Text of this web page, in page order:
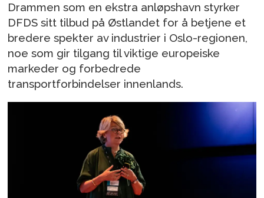
Drammen som en ekstra anløpshavn styrker
DFDS sitt tilbud på Østlandet for å betjene et
bredere spekter av industrier i Oslo-regionen,
noe som gir tilgang til viktige europeiske
markeder og forbedrede
transportforbindelser innenlands.